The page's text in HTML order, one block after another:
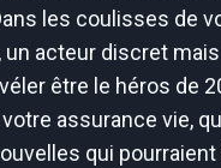
les coulisses de
un acteur discret
être le héros de
votre assurance vie,
qui pourraient